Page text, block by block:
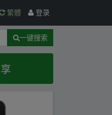
繁體 登录
一键搜索